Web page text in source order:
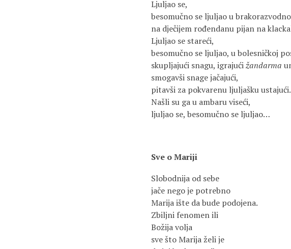
Ljuljao se,
besomučno se ljuljao u
na dječijem rođendanu pijan na
Ljuljao se stareći,
besomučno se ljuljao, u bolesničkoj
skupljajući snagu, igrajućižandarma
smogavši snage jačajući,
pitavši za pokvarenu ljuljašku ustajući.
Našli su ga u ambaru viseći,
ljuljao se, besomučno se ljuljao…
Sve o Mariji
Slobodnija od sebe
jače nego je potrebno
Marija ište da bude podojena.
Zbiljni fenomen ili
Božija volja
sve što Marija želi je